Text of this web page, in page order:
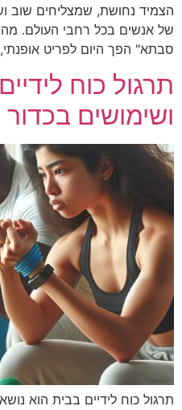
הצמיד נחושת, שמצליחים שוב
של אנשים בכל רחבי העולם.
סבתא" הפך היום לפריט
תרגול כוח
ושימושים בכדור
תרגול כוח לידיים בבית הוא